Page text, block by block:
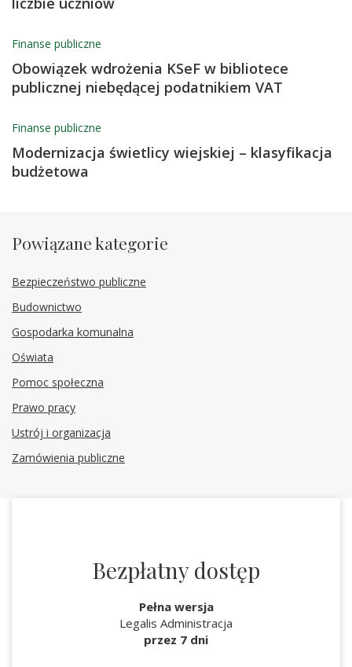
Finanse publiczne
Obowiązek wdrożenia KSeF w bibliotece
publicznej niebędącej podatnikiem VAT
Finanse publiczne
Modernizacja świetlicy wiejskiej – klasyfikacja
budżetowa
Powiązane kategorie
Bezpieczeństwo publiczne
Budownictwo
Gospodarka komunalna
Oświata
Pomoc społeczna
Prawo pracy
Ustrój i organizacja
Zamówienia publiczne
Bezpłatny dostęp
Pełna wersja
Legalis Administracja
przez 7 dni